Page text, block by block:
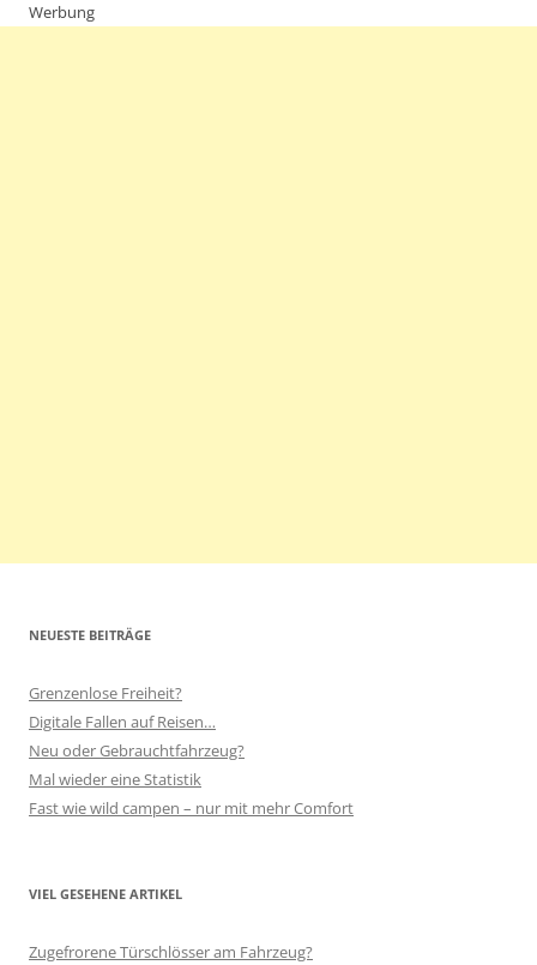
Werbung
NEUESTE BEITRÄGE
Grenzenlose Freiheit?
Digitale Fallen auf Reisen…
Neu oder Gebrauchtfahrzeug?
Mal wieder eine Statistik
Fast wie wild campen – nur mit mehr Comfort
VIEL GESEHENE ARTIKEL
Zugefrorene Türschlösser am Fahrzeug?